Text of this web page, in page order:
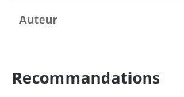
Auteur
Recommandations